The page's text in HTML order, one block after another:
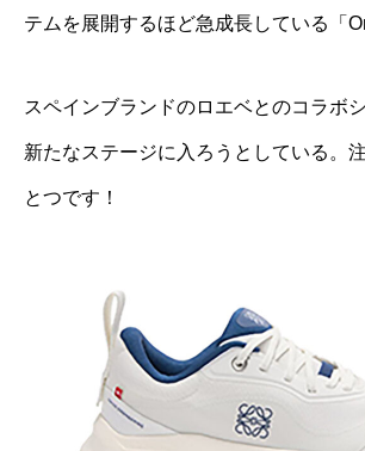
テムを展開するほど急成長している「
スペインブランドのロエベとのコラボ
新たなステージに入ろうとしている。
とつです！